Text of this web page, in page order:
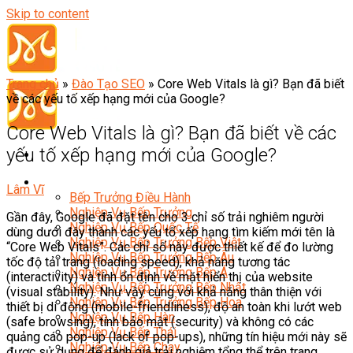
Skip to content
Đầu Bếp
Bếp Trưởng Điều Hành
Nghiệp Vụ Bếp Trưởng
Nghiệp Vụ Bếp Quốc Tế
Nghiệp Vụ Bếp Trưởng Bếp Việt
Nghiệp Vụ Bếp Trưởng Bếp Âu
Nghiệp Vụ Bếp Trưởng Bếp Á
Nghiệp Vụ Bếp Trưởng Bếp Nhật
Nghiệp Vụ Bếp Trưởng Bếp Hoa
Nghiệp Vụ Bếp Hàn
Nghiệp Vụ Bếp Thái
Nghiệp Vụ Bếp Chay
Trang chủ » Đào Tạo SEO » Core Web Vitals là gì? Bạn đã biết
về các yếu tố xếp hạng mới của Google?
Core Web Vitals là gì? Bạn đã biết về các
yếu tố xếp hạng mới của Google?
Lâm Vĩ
Gần đây, Google đã đặt tên cho 3 chỉ số trải nghiêm người
dùng dưới đây thành các yếu tố xếp hạng tìm kiếm mới tên là
“Core Web Vitals”. Các chỉ số này được thiết kế để đo lường
tốc độ tải trang (loading speed), khả năng tương tác
(interactivity) và tính ổn định về mặt hiển thị của website
(visual stability). Như vậy cùng với khả năng thân thiện với
thiết bị di động (mobile-friendliness), độ an toàn khi lướt web
(safe browsing), tính bảo mật (security) và không có các
quảng cáo pop-up (lack of pop-ups), những tín hiệu mới này sẽ